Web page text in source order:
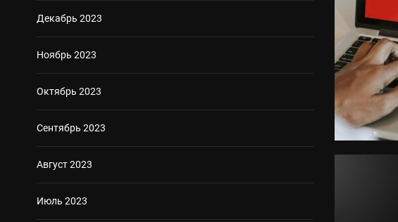
Декабрь 2023
Ноябрь 2023
Октябрь 2023
Сентябрь 2023
Август 2023
Июль 2023